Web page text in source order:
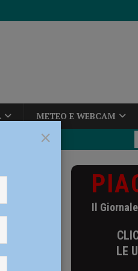
METEO E WEBCAM
Il
LE
×